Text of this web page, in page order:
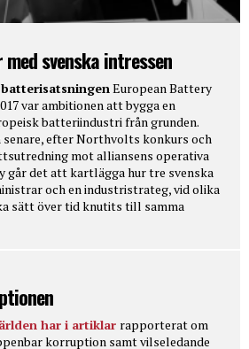
svenska intressen
European Battery
var ambitionen att bygga en
batteriindustri från grunden.
senare, efter Northvolts konkurs och
mot alliansens operativa
går det att kartlägga hur tre svenska
och en industristrateg, vid olika
sätt över tid knutits till samma
har i artiklar rapporterat om
korruption samt vilseledande